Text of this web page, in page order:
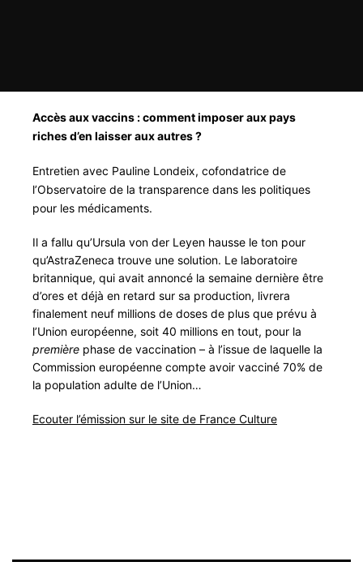
Accès aux vaccins : comment imposer aux pays
riches d’en laisser aux autres ?
Entretien avec Pauline Londeix, cofondatrice de
l’Observatoire de la transparence dans les politiques
pour les médicaments.
Il a fallu qu’Ursula von der Leyen hausse le ton pour
qu’AstraZeneca trouve une solution. Le laboratoire
britannique, qui avait annoncé la semaine dernière être
d’ores et déjà en retard sur sa production, livrera
finalement neuf millions de doses de plus que prévu à
l’Union européenne, soit 40 millions en tout, pour la
première phase de vaccination – à l’issue de laquelle la
Commission européenne compte avoir vacciné 70% de
la population adulte de l’Union…
Ecouter l’émission sur le site de France Culture